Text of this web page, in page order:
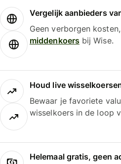
Vergelijk aanbieders
Geen verborgen
middenkoersbij Wise.
Houd live
Bewaar je favoriete
wisselkoers in de loop
Helemaal gratis, geen